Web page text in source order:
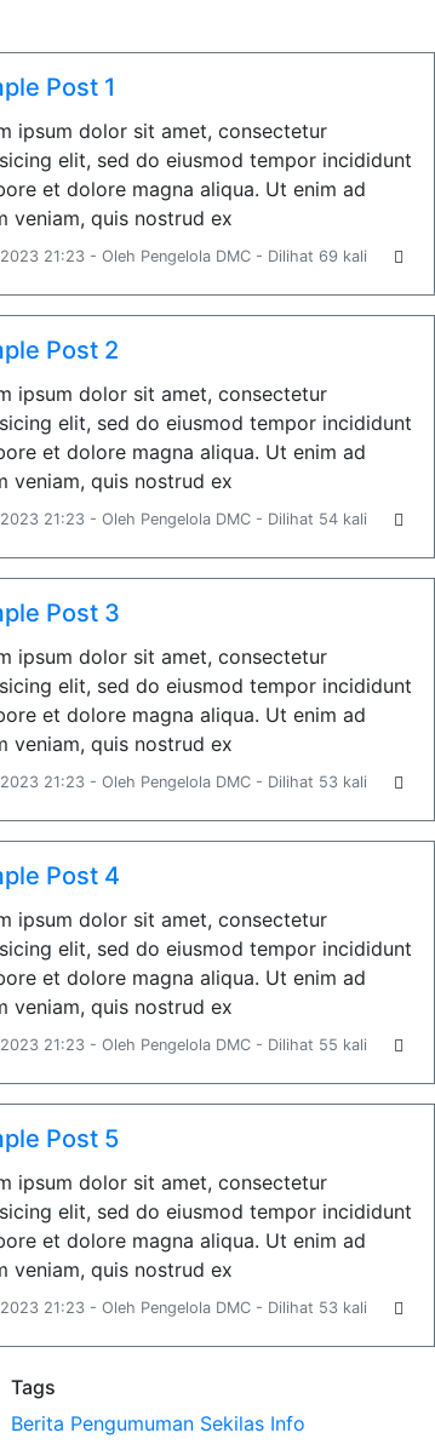
Post 1
ipsum dolor sit amet, consectetur
elit, sed do eiusmod tempor incididunt
et dolore magna aliqua. Ut enim ad
veniam, quis nostrud ex
21:23 - Oleh Pengelola DMC - Dilihat 69 kali
Post 2
ipsum dolor sit amet, consectetur
elit, sed do eiusmod tempor incididunt
et dolore magna aliqua. Ut enim ad
veniam, quis nostrud ex
21:23 - Oleh Pengelola DMC - Dilihat 54 kali
Post 3
ipsum dolor sit amet, consectetur
elit, sed do eiusmod tempor incididunt
et dolore magna aliqua. Ut enim ad
veniam, quis nostrud ex
21:23 - Oleh Pengelola DMC - Dilihat 53 kali
Post 4
ipsum dolor sit amet, consectetur
elit, sed do eiusmod tempor incididunt
et dolore magna aliqua. Ut enim ad
veniam, quis nostrud ex
21:23 - Oleh Pengelola DMC - Dilihat 55 kali
Post 5
ipsum dolor sit amet, consectetur
elit, sed do eiusmod tempor incididunt
et dolore magna aliqua. Ut enim ad
veniam, quis nostrud ex
21:23 - Oleh Pengelola DMC - Dilihat 53 kali
Tags
Berita Pengumuman Sekilas Info